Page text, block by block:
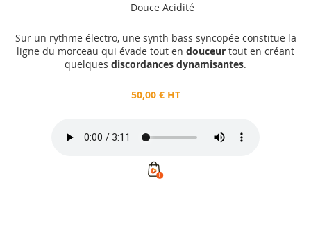
Douce Acidité
Sur un rythme électro, une synth bass syncopée constitue la
ligne du morceau qui évade tout en douceur tout en créant
quelques discordances dynamisantes.
50,00 € HT